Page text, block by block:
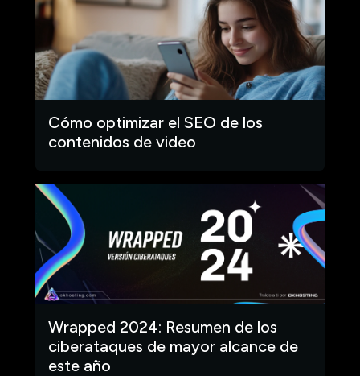
Cómo optimizar el SEO de los
contenidos de video
Wrapped 2024: Resumen de los
ciberataques de mayor alcance de
este año